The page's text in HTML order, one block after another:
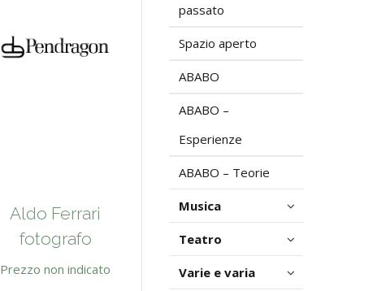
Aldo Ferrari
fotografo
Prezzo non indicato
passato
Spazio aperto
ABABO
ABABO –
Esperienze
ABABO – Teorie
Musica
Teatro
Varie e varia